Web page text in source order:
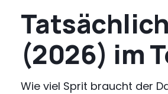
(2026) im
Wie viel Sprit braucht der